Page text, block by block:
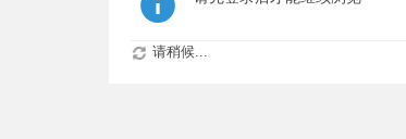
请稍候...